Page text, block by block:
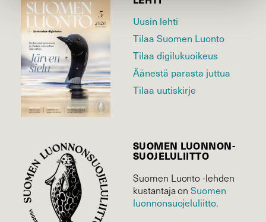
Uusin lehti
Tilaa Suomen Luonto
Tilaa digilukuoikeus
Äänestä parasta juttua
Tilaa uutiskirje
SUOMEN LUONNON­
SUOJELU­LIITTO
Suomen Luonto -lehden
kustantaja onSuomen
luonnonsuojelu­liitto.